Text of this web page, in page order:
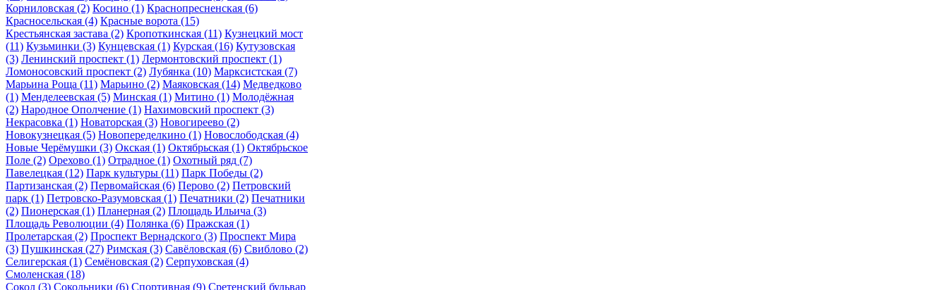
Корниловская (2) Косино (1) Краснопресненская (6)
Красносельская (4) Красные ворота (15)
Крестьянская застава (2) Кропоткинская (11) Кузнецкий мост
(11) Кузьминки (3) Кунцевская (1) Курская (16) Кутузовская
(3) Ленинский проспект (1) Лермонтовский проспект (1)
Ломоносовский проспект (2) Лубянка (10) Марксистская (7)
Марьина Роща (11) Марьино (2) Маяковская (14) Медведково
(1) Менделеевская (5) Минская (1) Митино (1) Молодёжная
(2) Народное Ополчение (1) Нахимовский проспект (3)
Некрасовка (1) Новаторская (3) Новогиреево (2)
Новокузнецкая (5) Новопеределкино (1) Новослободская (4)
Новые Черёмушки (3) Окская (1) Октябрьская (1) Октябрьское
Поле (2) Орехово (1) Отрадное (1) Охотный ряд (7)
Павелецкая (12) Парк культуры (11) Парк Победы (2)
Партизанская (2) Первомайская (6) Перово (2) Петровский
парк (1) Петровско-Разумовская (1) Печатники (2) Печатники
(2) Пионерская (1) Планерная (2) Площадь Ильича (3)
Площадь Революции (4) Полянка (6) Пражская (1)
Пролетарская (2) Проспект Вернадского (3) Проспект Мира
(3) Пушкинская (27) Римская (3) Савёловская (6) Свиблово (2)
Селигерская (1) Семёновская (2) Серпуховская (4)
Смоленская (18)
Сокол (3) Сокольники (6) Спортивная (9) Сретенский бульвар